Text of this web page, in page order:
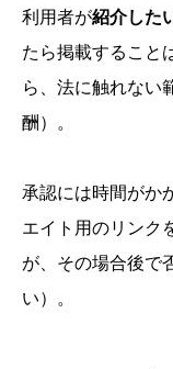
利用者が紹介した
たら掲載すること
ら、法に触れない
酬）。
承認には時間がか
エイト用のリンク
が、その場合後で
い）。